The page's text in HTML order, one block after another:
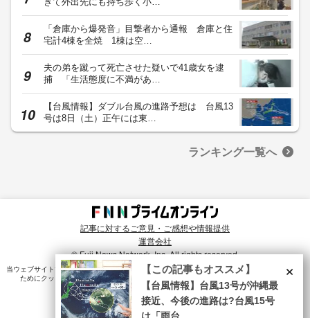
「倉庫から爆発音」目撃者から通報 倉庫と住
宅計4棟を全焼 1棟は空…
夫の弟を蹴って死亡させた疑いで41歳女を逮
捕 「生活態度に不満があ…
【台風情報】ダブル台風の進路予想は 台風13
号は8日（土）正午には東…
ランキング一覧へ
記事に対するご意見・ご感想や情報提供
運営会社
© Fuji News Network, Inc. All rights reserved.
当ウェブサイトでは、ユーザのニーズ・興味・関⼼に合致したコンテンツや広告配信を提供する
ためにクッキーを使⽤しています。詳細は、
プライバシーポリシー をご確認ください。×
【この記事もオススメ】
【台風情報】台風13号が沖縄最
接近、今後の進路は?台風15号